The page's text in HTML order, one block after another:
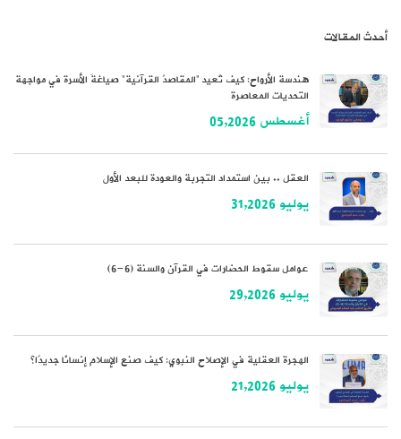
أحدث المقالات
هندسة الأرواح: كيف تُعيد “المقاصدُ القرآنية” صياغةَ الأسرة في مواجهة
التحديات المعاصرة
أغسطس 05,2026
العقل .. بين استمداد التجربة والعودة للبعد الأول
يوليو 31,2026
عوامل سقوط الحضارات في القرآن والسنة (6-6)
يوليو 29,2026
الهجرة العقلية في الإصلاح النبوي: كيف صنع الإسلام إنسانًا جديدًا؟
يوليو 21,2026